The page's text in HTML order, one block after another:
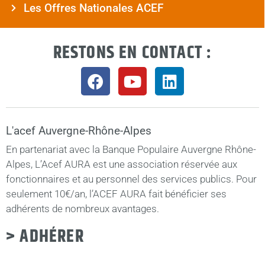
Les Offres Nationales ACEF
RESTONS EN CONTACT :
L'acef Auvergne-Rhône-Alpes
En partenariat avec la Banque Populaire Auvergne Rhône-
Alpes, L’Acef AURA est une association réservée aux
fonctionnaires et au personnel des services publics. Pour
seulement 10€/an, l’ACEF AURA fait bénéficier ses
adhérents de nombreux avantages.
> ADHÉRER